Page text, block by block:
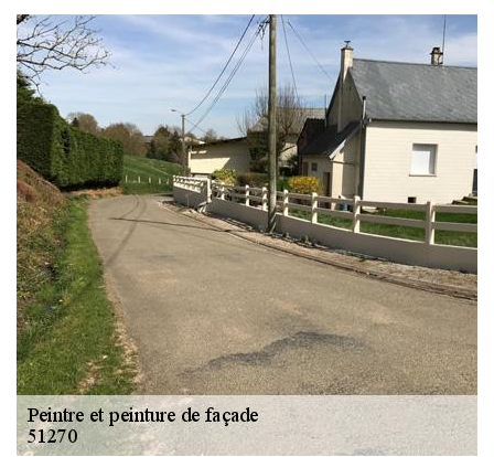
et PVC 51